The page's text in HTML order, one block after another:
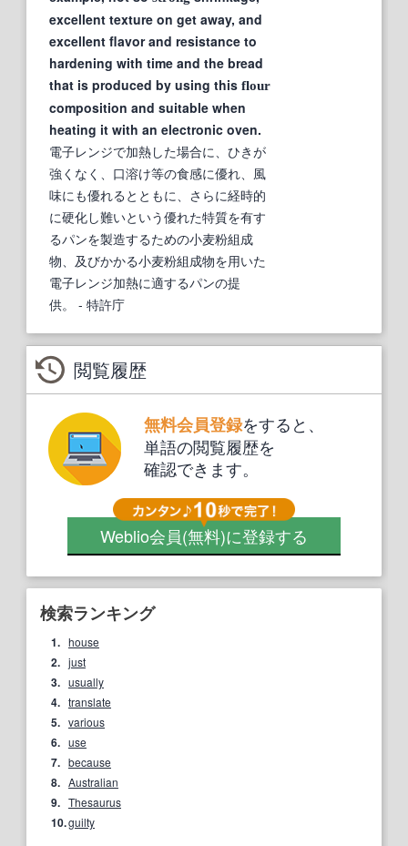
excellent texture on get away, and
excellent flavor and resistance to
hardening with time and the bread
that is produced by using this flour
composition and suitable when
heating it with an electronic oven.
電子レンジで加熱した場合に、ひきが
強くなく、口溶け等の食感に優れ、風
味にも優れるとともに、さらに経時的
に硬化し難いという優れた特質を有す
るパンを製造するための小麦粉組成
物、及びかかる小麦粉組成物を用いた
電子レンジ加熱に適するパンの提
供。
- 特許庁
閲覧履歴
無料会員登録をすると、
単語の閲覧履歴を
確認できます。
Weblio会員(無料)に登録する
検索ランキング
1. house
2. just
3. usually
4. translate
5. various
6. use
7. because
8. Australian
9. Thesaurus
10.guilty